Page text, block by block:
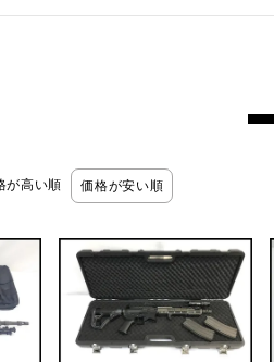
が高い順 価格が安い順